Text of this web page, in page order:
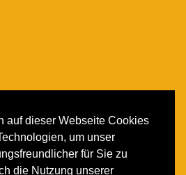
auf dieser Webseite Cookies
um unser
für Sie zu
die Nutzung unserer